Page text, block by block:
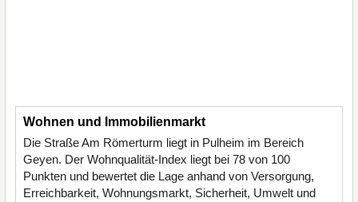
Wohnen und Immobilienmarkt
Die Straße Am Römerturm liegt in Pulheim im Bereich
Geyen. Der Wohnqualität-Index liegt bei 78 von 100
Punkten und bewertet die Lage anhand von Versorgung,
Erreichbarkeit, Wohnungsmarkt, Sicherheit, Umwelt und